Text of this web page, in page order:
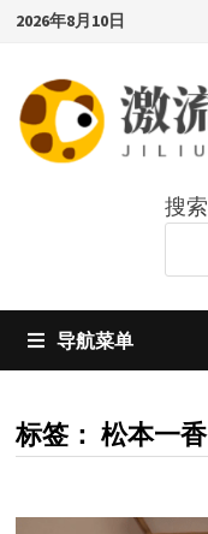
Skip
content
2026年8月10日
搜索
导航菜单
标签： 松本一香